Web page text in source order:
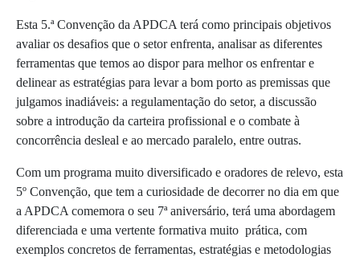
Esta 5.ª Convenção da APDCA terá como principais objetivos
avaliar os desafios que o setor enfrenta, analisar as diferentes
ferramentas que temos ao dispor para melhor os enfrentar e
delinear as estratégias para levar a bom porto as premissas que
julgamos inadiáveis: a regulamentação do setor, a discussão
sobre a introdução da carteira profissional e o combate à
concorrência desleal e ao mercado paralelo, entre outras.
Com um programa muito diversificado e oradores de relevo, esta
5º Convenção, que tem a curiosidade de decorrer no dia em que
a APDCA comemora o seu 7ª aniversário, terá uma abordagem
diferenciada e uma vertente formativa muito prática, com
exemplos concretos de ferramentas, estratégias e metodologias